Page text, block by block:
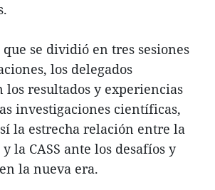
se dividió en tres sesiones
los delegados
resultados y experiencias
investigaciones científicas,
la estrecha relación entre la
y la CASS ante los desafíos y
la nueva era.